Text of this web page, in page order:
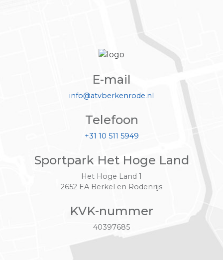
E-mail
info@atvberkenrode.nl
Telefoon
+31 10 511 5949
Sportpark Het Hoge Land
Het Hoge Land 1
2652 EA Berkel en Rodenrijs
KVK-nummer
40397685